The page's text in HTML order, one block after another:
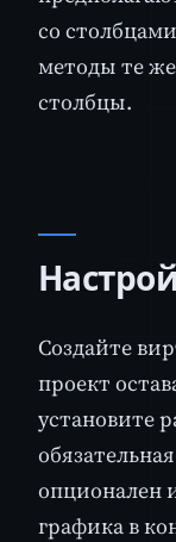
со
методы те
столбцы.
Создайте
проект
установите
опционален
графика в